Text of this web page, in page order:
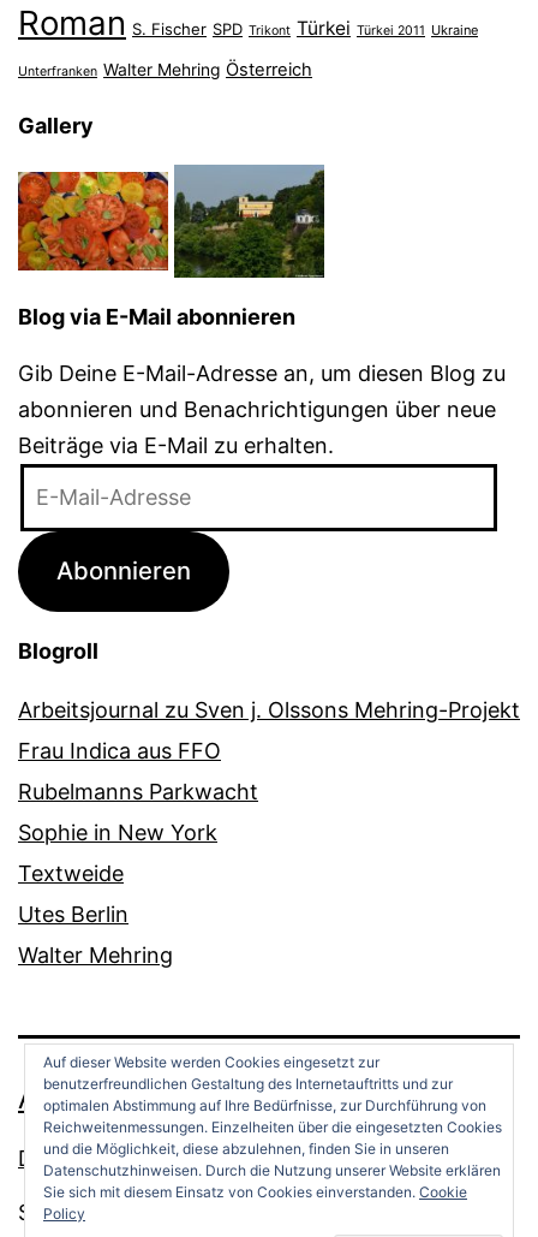
Roman S. Fischer SPD Trikont Türkei Türkei 2011 Ukraine
Unterfranken Walter Mehring Österreich
Gallery
Blog via E-Mail abonnieren
Gib Deine E-Mail-Adresse an, um diesen Blog zu
abonnieren und Benachrichtigungen über neue
Beiträge via E-Mail zu erhalten.
Adresse
Abonnieren
Blogroll
Arbeitsjournal zu Sven j. Olssons Mehring-Projekt
Frau Indica aus FFO
Rubelmanns Parkwacht
Sophie in New York
Textweide
Utes Berlin
Walter Mehring
ANDREAS OPPERMANN
Datenschutz
Stolz präsentiert von
Auf dieser Website werden Cookies eingesetzt zur
benutzerfreundlichen Gestaltung des Internetauftritts und zur
optimalen Abstimmung auf Ihre Bedürfnisse, zur Durchführung von
Reichweitenmessungen. Einzelheiten über die eingesetzten Cookies
und die Möglichkeit, diese abzulehnen, finden Sie in unseren
Datenschutzhinweisen. Durch die Nutzung unserer Website erklären
Sie sich mit diesem Einsatz von Cookies einverstanden. Cookie
Policy